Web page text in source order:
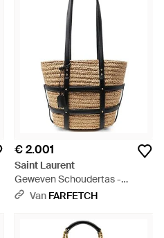
€ 2.001
Saint Laurent
Geweven Schoudertas -
Naturel
Van FARFETCH